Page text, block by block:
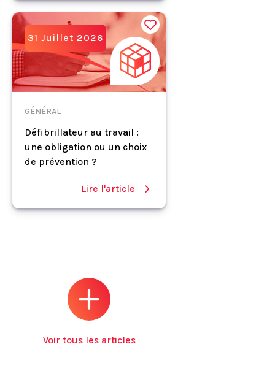
31 Juillet 2026
GÉNÉRAL
Défibrillateur au travail :
une obligation ou un choix
de prévention ?
Lire l'article
Voir tous les articles